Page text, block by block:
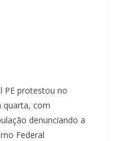
PE protestou no
quarta, com
denunciando a
Federal